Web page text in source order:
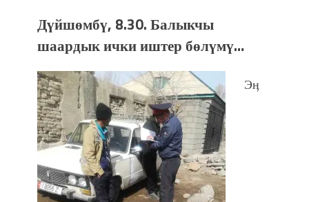
Дүйшөмбү, 8.30. Балыкчы
шаардык ички иштер бөлүмү…
Эӊ